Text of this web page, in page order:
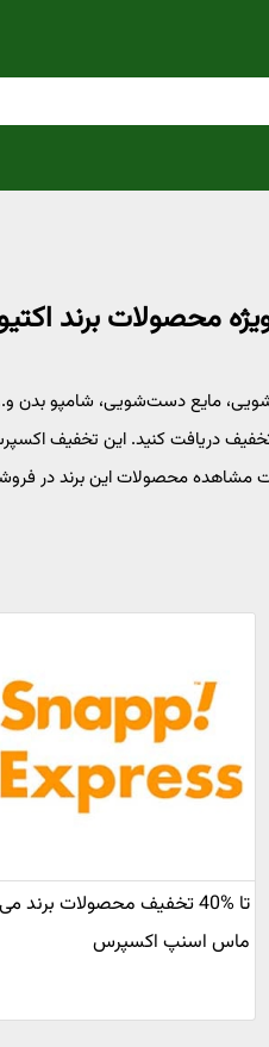
مایع دست‌شویی، شامپو بدن
می‌توانید تا سقف 20 درصد تخفیف دریافت
مشاهده محصولات این برند در
تا %40 تخفیف محصولات برند می
ماس اسنپ اکسپرس